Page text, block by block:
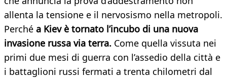
allenta la tensione e il nervosismo nella metropoli.
Perché a Kiev è tornato l’incubo di una nuova
invasione russa via terra. Come quella vissuta nei
primi due mesi di guerra con l’assedio della città e
i battaglioni russi fermati a trenta chilometri dal